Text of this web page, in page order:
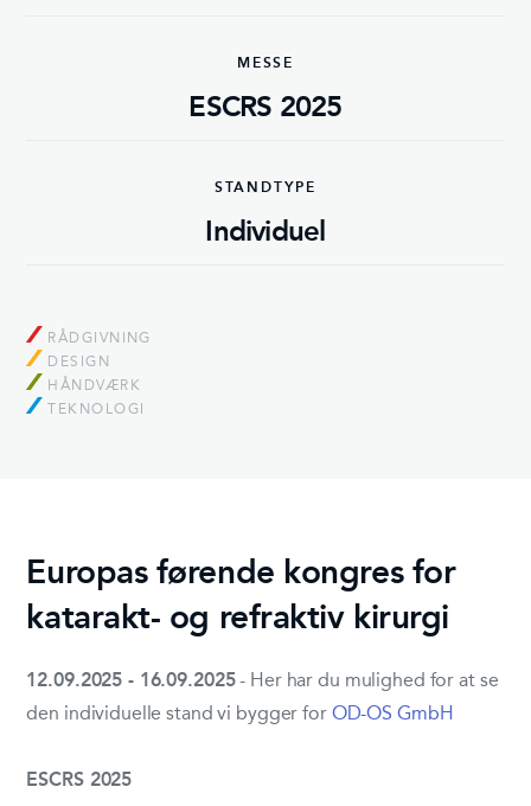
MESSE
ESCRS 2025
STANDTYPE
Individuel
RÅDGIVNING
DESIGN
HÅNDVÆRK
TEKNOLOGI
Europas førende kongres for
katarakt- og refraktiv kirurgi
12.09.2025 - 16.09.2025- Her har du mulighed for at se
den individuelle stand vi bygger for OD-OS GmbH
ESCRS 2025